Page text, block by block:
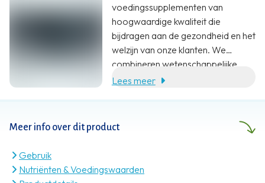
Meer info over dit product
Gebruik
Nutriënten & Voedingswaarden
voedingssupplementen van
hoogwaardige kwaliteit die
bijdragen aan de gezondheid en het
welzijn van onze klanten. We
combineren wetenschappelijke
onderbouwing, specialistische
Lees meer